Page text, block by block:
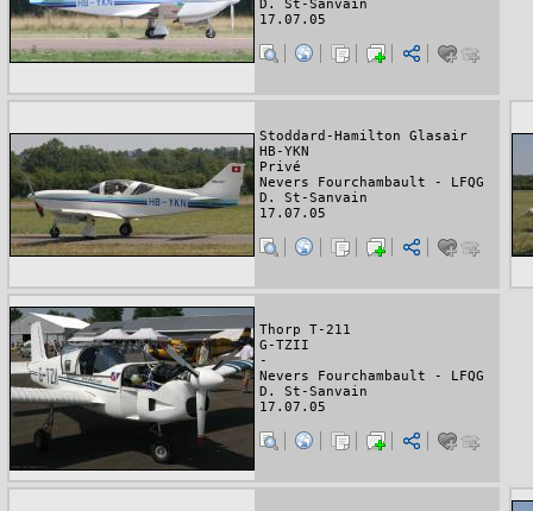
D. St-Sanvain
17.07.05
Stoddard-Hamilton Glasair
HB-YKN
Privé
Nevers Fourchambault - LFQG
D. St-Sanvain
17.07.05
Thorp T-211
G-TZII
-
Nevers Fourchambault - LFQG
D. St-Sanvain
17.07.05